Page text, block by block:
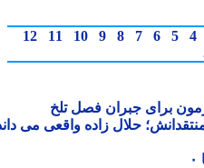
5
6
7
8
9
10
11
12
برای جبران فصل تلخ
حلال زاده واقعی می داند